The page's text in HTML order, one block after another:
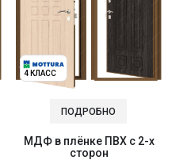
4 КЛАСС
ПОДРОБНО
МДФ в плёнке ПВХ с 2-х
сторон